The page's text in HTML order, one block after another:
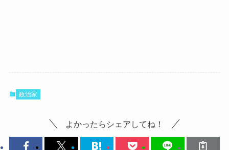
政治家
よかったらシェアしてね！